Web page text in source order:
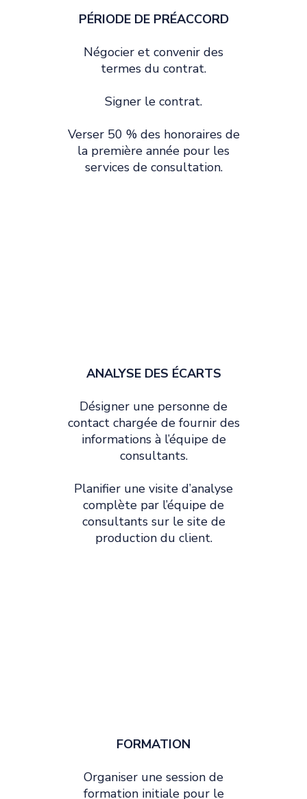
PÉRIODE DE PRÉACCORD
Négocier et convenir des
termes du contrat.
Signer le contrat.
Verser 50 % des honoraires de
la première année pour les
services de consultation.
ANALYSE DES ÉCARTS
Désigner une personne de
contact chargée de fournir des
informations à l’équipe de
consultants.
Planifier une visite d’analyse
complète par l’équipe de
consultants sur le site de
production du client.
FORMATION
Organiser une session de
formation initiale pour le